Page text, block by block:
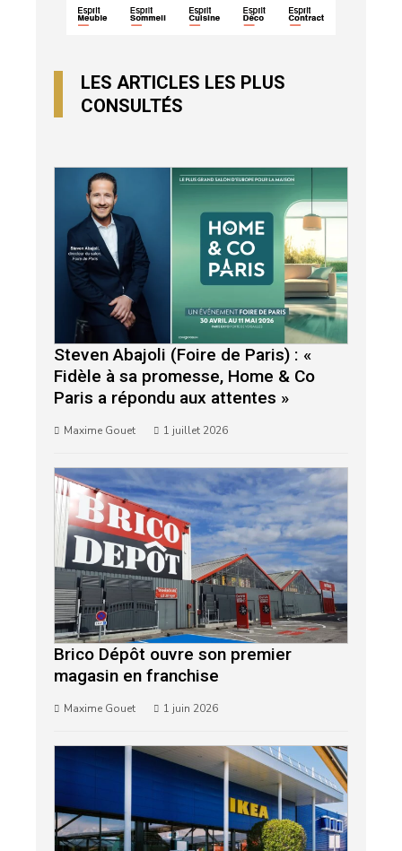
LES ARTICLES LES PLUS
CONSULTÉS
Steven Abajoli (Foire de Paris) : «
Fidèle à sa promesse, Home & Co
Paris a répondu aux attentes »
Maxime Gouet 1 juillet 2026
Brico Dépôt ouvre son premier
magasin en franchise
Maxime Gouet 1 juin 2026